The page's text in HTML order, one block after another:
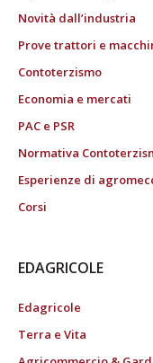
Novità dall’industria
Prove trattori e
Contoterzismo
Economia e mercati
PAC e PSR
Normativa
Esperienze di
Corsi
EDAGRICOLE
Edagricole
Terra e Vita